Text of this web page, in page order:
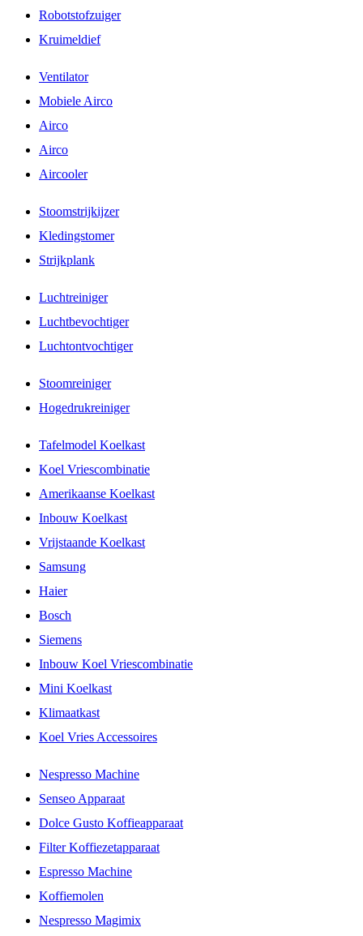
Robotstofzuiger
Kruimeldief
Ventilator
Mobiele Airco
Airco
Airco
Aircooler
Stoomstrijkijzer
Kledingstomer
Strijkplank
Luchtreiniger
Luchtbevochtiger
Luchtontvochtiger
Stoomreiniger
Hogedrukreiniger
Tafelmodel Koelkast
Koel Vriescombinatie
Amerikaanse Koelkast
Inbouw Koelkast
Vrijstaande Koelkast
Samsung
Haier
Bosch
Siemens
Inbouw Koel Vriescombinatie
Mini Koelkast
Klimaatkast
Koel Vries Accessoires
Nespresso Machine
Senseo Apparaat
Dolce Gusto Koffieapparaat
Filter Koffiezetapparaat
Espresso Machine
Koffiemolen
Nespresso Magimix